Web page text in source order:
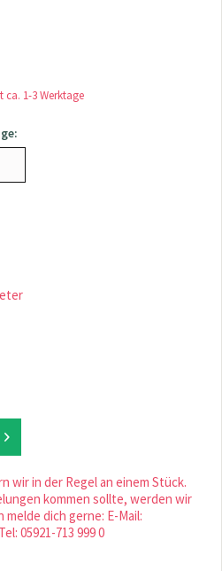
ca. 1-3 Werktage
wir in der Regel an einem Stück.
kommen sollte, werden wir
dich gerne: E-Mail:
05921-713 999 0